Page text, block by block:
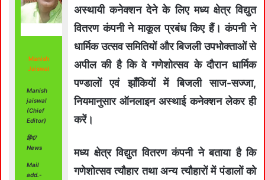
Manish
Jaiswal
Manish
jaiswal
(Chief
Editor)
हिंद7
News
Mail
add.-
अस्थायी कनेक्शन देने के लिए मध्य क्षेत्र विद्युत
वितरण कंपनी ने माकूल प्रबंध किए हैं। कंपनी ने
धार्मिक उत्सव समितियों और बिजली उपभोक्ताओं से
अपील की है कि वे गणेशोत्सव के दौरान धार्मिक
पण्डालों एवं झाँकियों में बिजली साज-सज्जा,
नियमानुसार ऑनलाइन अस्थाई कनेक्शन लेकर ही
करें।
मध्य क्षेत्र विद्युत वितरण कंपनी ने बताया है कि
गणेशोत्सव त्यौहार तथा अन्य त्यौहारों में पंडालों को